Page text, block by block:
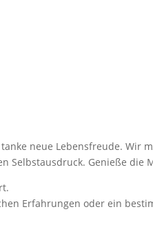
neue Lebensfreude. Wir
Genieße
Erfahrungen oder ein